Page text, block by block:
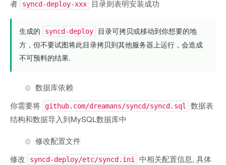
者
syncd-deploy-xxx 目录则表明安装成功
生成的 syncd-deploy
目录可拷贝或移动到你想要的地
方，但不要试图将此目录拷贝到其他服务器上运行，会造成
不可预料的结果.
数据库依赖
你需要将 github.com/dreamans/syncd/syncd.sql
数据表
结构和数据导入到MySQL数据库中
修改配置文件
修改
syncd-deploy/etc/syncd.ini 中相关配置信息, 具体